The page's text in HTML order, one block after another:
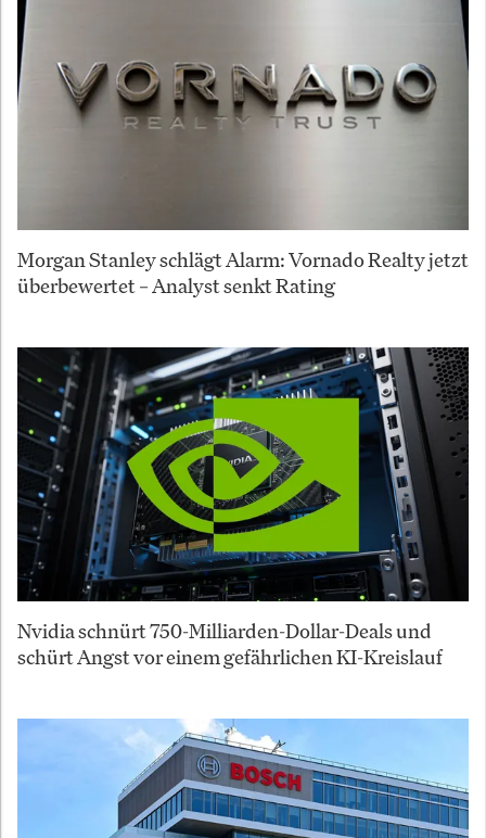
Morgan Stanley schlägt Alarm: Vornado Realty jetzt
überbewertet – Analyst senkt Rating
Nvidia schnürt 750-Milliarden-Dollar-Deals und
schürt Angst vor einem gefährlichen KI-Kreislauf